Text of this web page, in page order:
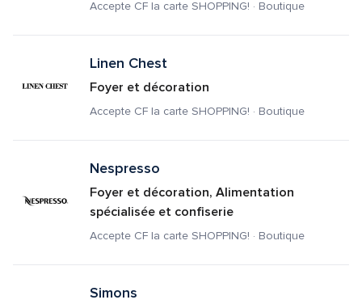
Accepte CF la carte SHOPPING! · Boutique
Linen Chest
Foyer et décoration
Accepte CF la carte SHOPPING! · Boutique
Nespresso
Foyer et décoration, Alimentation
spécialisée et confiserie
Accepte CF la carte SHOPPING! · Boutique
Simons